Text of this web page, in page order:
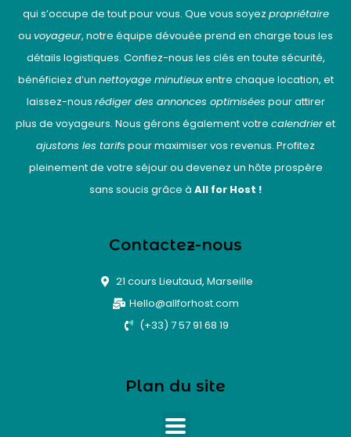
qui s’occupe de tout pour vous. Que vous soyez propriétaire
ou voyageur, notre équipe dévouée prend en charge tous les
détails logistiques. Confiez-nous les clés en toute sécurité,
bénéficiez d’un nettoyage minutieuxentre chaque location, et
laissez-nous rédiger des annonces optimisées pour attirer
plus de voyageurs. Nous gérons également votre calendrieret
ajustons les tarifs pour maximiser vos revenus. Profitez
pleinement de votre séjour ou devenez un hôte prospère
sans soucis grâce à All for Host !
Contactez-nous
21 cours Lieutaud, Marseille
Hello@allforhost.com
(+33) 7 57 91 68 19
Plan du site